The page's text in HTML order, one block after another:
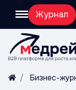
Журнал
Бизнес-